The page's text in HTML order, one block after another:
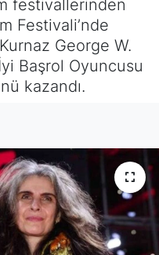
festivallerinden
Festivali’nde
George W.
Başrol Oyuncusu
kazandı.